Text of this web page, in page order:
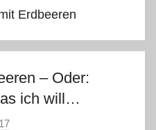
Erdbeeren
– Oder:
ich will…